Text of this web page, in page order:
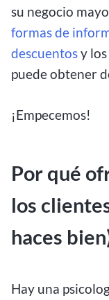
su negocio
formas de
descuentosy
puede obtener
¡Empecemos!
Por qué
los
haces
Hay una